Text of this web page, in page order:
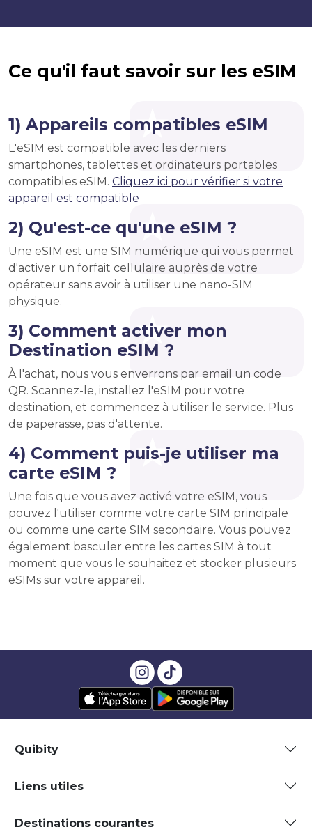
Ce qu'il faut savoir sur les eSIM
1) Appareils compatibles eSIM
L'eSIM est compatible avec les derniers
smartphones, tablettes et ordinateurs portables
compatibles eSIM. Cliquez ici pour vérifier si votre
appareil est compatible
2) Qu'est-ce qu'une eSIM ?
Une eSIM est une SIM numérique qui vous permet
d'activer un forfait cellulaire auprès de votre
opérateur sans avoir à utiliser une nano-SIM
physique.
3) Comment activer mon
Destination eSIM ?
À l'achat, nous vous enverrons par email un code
QR. Scannez-le, installez l'eSIM pour votre
destination, et commencez à utiliser le service. Plus
de paperasse, pas d'attente.
4) Comment puis-je utiliser ma
carte eSIM ?
Une fois que vous avez activé votre eSIM, vous
pouvez l'utiliser comme votre carte SIM principale
ou comme une carte SIM secondaire. Vous pouvez
également basculer entre les cartes SIM à tout
moment que vous le souhaitez et stocker plusieurs
eSIMs sur votre appareil.
Quibity
Liens utiles
Destinations courantes